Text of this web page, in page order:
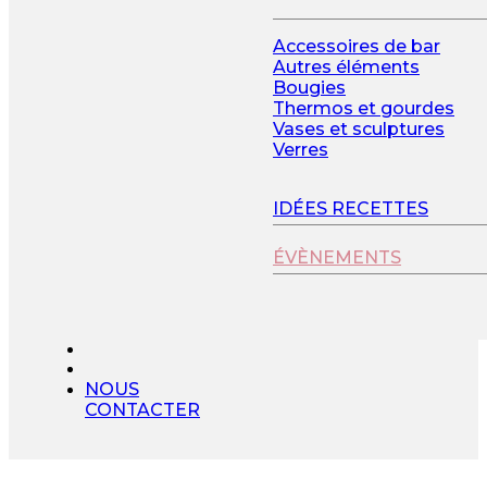
Accessoires de bar
Autres éléments
Bougies
Thermos et gourdes
Vases et sculptures
Verres
IDÉES RECETTES
ÉVÈNEMENTS
NOUS
CONTACTER